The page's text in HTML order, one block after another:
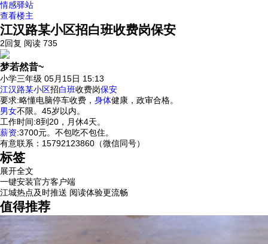
情感驿站
查看楼主
江汉路某小区招白班收费岗保安
2回复 阅读 735
梦若然昔~
小学三年级 05月15日 15:13
江汉路某小区招白班收费岗保安
要求:略懂电脑停车收费， 身体健康，政审合格。
男女不限。45岁以内。
工作时间:8到20，月休4天。
薪资:3700元。不包吃不包住。
有意联系：15792123860（微信同号）
标签
展开全文
一键安装官方客户端
江城热点及时推送 阅读体验更流畅
值得推荐